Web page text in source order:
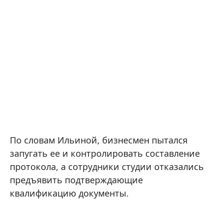
По словам Ильиной, бизнесмен пытался
запугать ее и контролировать составление
протокола, а сотрудники студии отказались
предъявить подтверждающие
квалификацию документы.